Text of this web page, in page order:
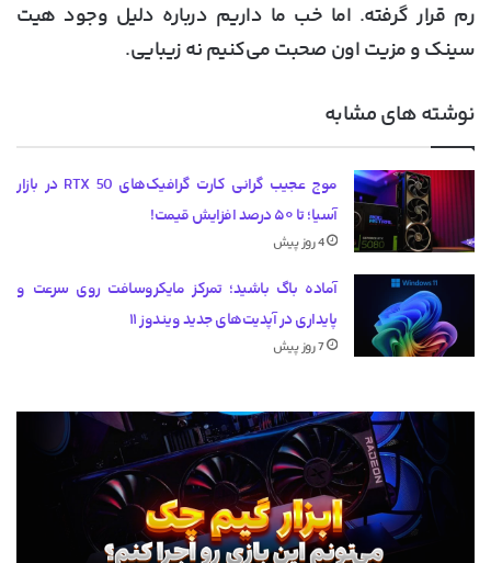
رم قرار گرفته. اما خب ما داریم درباره دلیل وجود هیت
سینک و مزیت اون صحبت می‌کنیم نه زیبایی.
نوشته های مشابه
موج عجیب گرانی کارت گرافیک‌های RTX 50 در بازار
آسیا؛ تا ۵۰ درصد افزایش قیمت!
4 روز پیش
آماده باگ باشید؛ تمرکز مایکروسافت روی سرعت و
پایداری در آپدیت‌های جدید ویندوز ۱۱
7 روز پیش